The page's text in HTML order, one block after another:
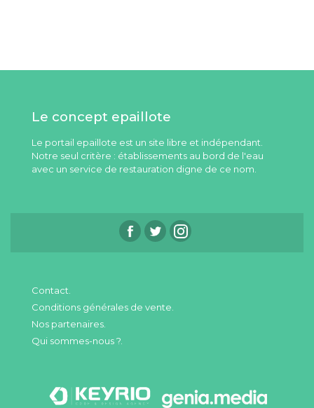
Le concept epaillote
Le portail epaillote est un site libre et indépendant.
Notre seul critère : établissements au bord de l'eau
avec un service de restauration digne de ce nom.
Contact.
Conditions générales de vente.
Nos partenaires.
Qui sommes-nous ?.